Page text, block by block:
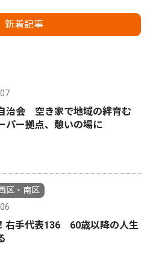
新着記事
治会 空き家で地域の絆育む
パー拠点、憩いの場に
区・南区
右手代表136 60歳以降の人生